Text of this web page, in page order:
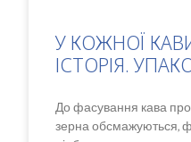
У КОЖНОЇ
ІСТОРІЯ.
До фасування кава
зерна обсмажуються,